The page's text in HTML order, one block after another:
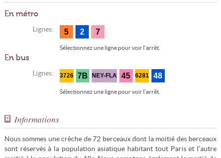
En métro
Lignes: 5 2 7
Sélectionnez une ligne pour voir l'arrêt.
En bus
Lignes: 3726 7B NEY-FLA 45 6281 48
Sélectionnez une ligne pour voir l'arrêt.
Informations
Nous sommes une crèche de 72 berceaux dont la moitié des berceaux
sont réservés à la population asiatique habitant tout Paris et l’autre